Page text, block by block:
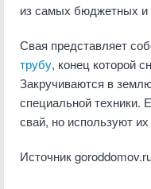
из самых бюджетных
Свая представляет
трубу, конец которой
Закручиваются в
специальной техники.
свай, но используют
Источник